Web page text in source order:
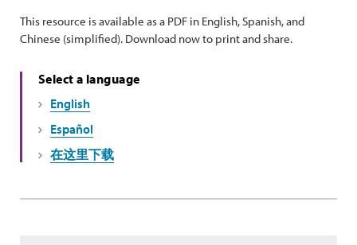
This resource is available as a PDF in English, Spanish, and
Chinese (simplified). Download now to print and share.
Select a language
English
Español
在这里下载